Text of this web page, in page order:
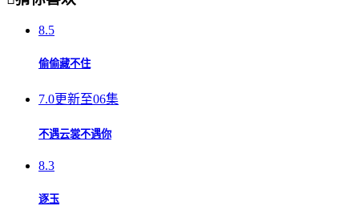
8.5
偷偷藏不住
7.0更新至06集
不遇云裳不遇你
8.3
逐玉